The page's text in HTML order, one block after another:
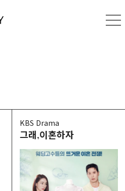
KBS Drama
그래,이혼하자